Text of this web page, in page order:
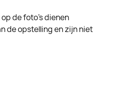
de foto's dienen
de opstelling en zijn niet